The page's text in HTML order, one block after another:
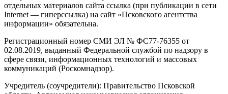
отдельных материалов сайта ссылка (при публикации в сети
Internet — гиперссылка) на сайт «Псковского агентства
информации» обязательна.
Регистрационный номер СМИ ЭЛ № ФС77-76355 от
02.08.2019, выданный Федеральной службой по надзору в
сфере связи, информационных технологий и массовых
коммуникаций (Роскомнадзор).
Учредитель (соучредители): Правительство Псковской